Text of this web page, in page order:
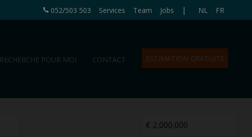
052/503 503 Services Team Jobs | NL FR
RECHERCHE POUR MOI CONTACT ESTIMATION GRATUITE